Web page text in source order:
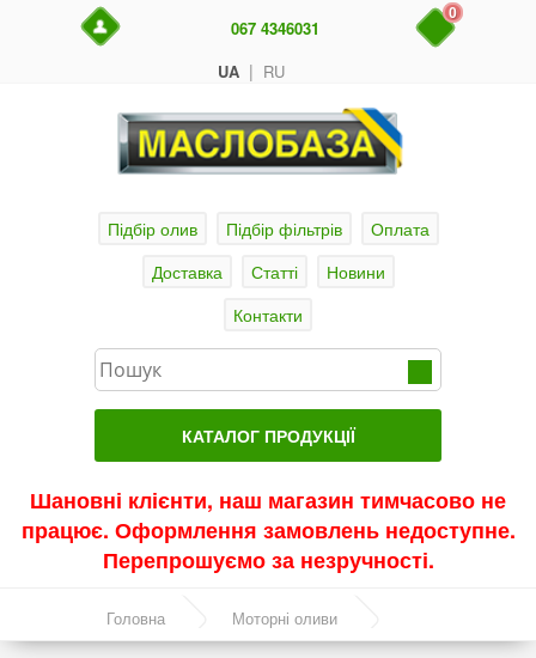
UA | RU
067 4346031
0
Підбір олив Підбір фільтрів
Оплата
Доставка
Статті
Новини
Контакти
КАТАЛОГ ПРОДУКЦІЇ
Актуальні продукти
Акції
Моторні оливи
Шановні клієнти, наш магазин тимчасово не
працює. Оформлення замовлень недоступне.
Перепрошуємо за незручності.
Головна Моторні оливи